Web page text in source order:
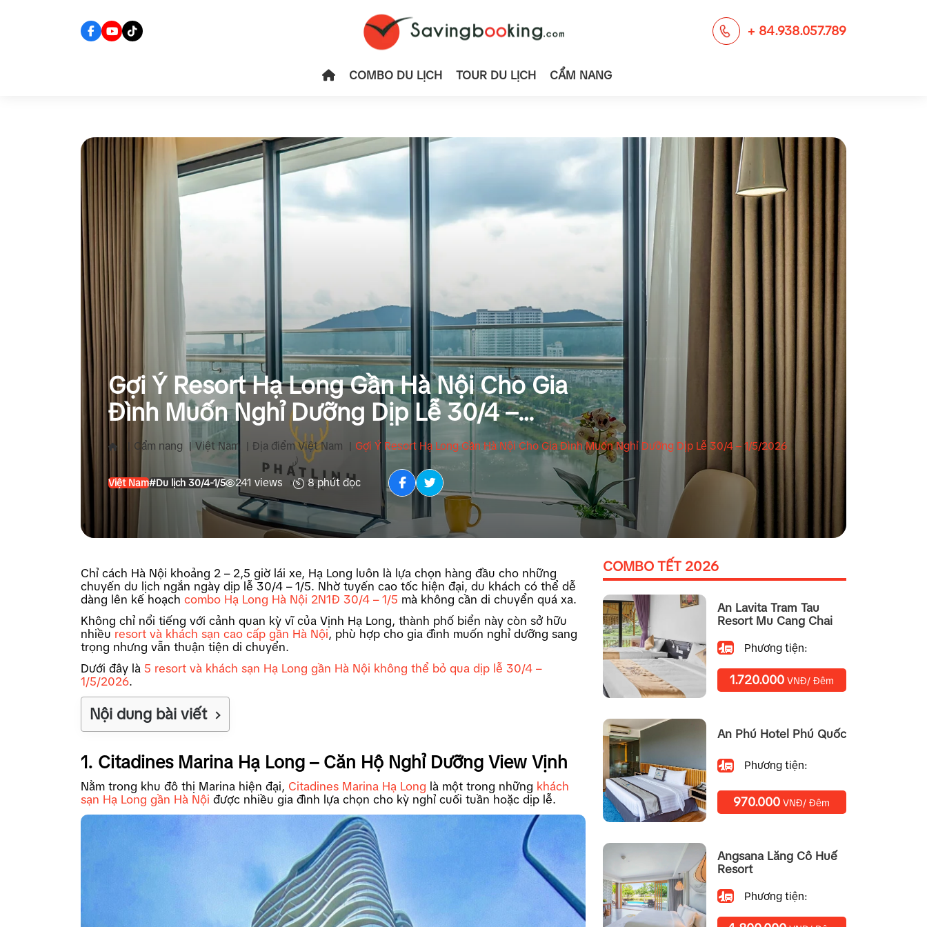
+ 84.938.057.789
COMBO DU LỊCH TOUR DU LỊCH CẨM NANG
Gợi Ý Resort Hạ Long Gần Hà Nội Cho Gia
Đình Muốn Nghỉ Dưỡng Dịp Lễ 30/4 –
1/5/2026
Cẩm nang | Việt Nam | Địa điểm Việt Nam | Gợi Ý Resort Hạ Long Gần Hà Nội Cho Gia Đình Muốn Nghỉ Dưỡng Dịp Lễ 30/4 – 1/5/2026
Việt Nam#Du lịch 30/4-1/5 241 views 8 phút đọc
Chỉ cách Hà Nội khoảng 2 – 2,5 giờ lái xe, Hạ Long luôn là lựa chọn hàng đầu cho những
chuyến du lịch ngắn ngày dịp lễ 30/4 – 1/5. Nhờ tuyến cao tốc hiện đại, du khách có thể dễ
dàng lên kế hoạch combo Hạ Long Hà Nội 2N1Đ 30/4 – 1/5 mà không cần di chuyển quá xa.
Không chỉ nổi tiếng với cảnh quan kỳ vĩ của Vịnh Hạ Long, thành phố biển này còn sở hữu
nhiều resort và khách sạn cao cấp gần Hà Nội, phù hợp cho gia đình muốn nghỉ dưỡng sang
trọng nhưng vẫn thuận tiện di chuyển.
Dưới đây là 5 resort và khách sạn Hạ Long gần Hà Nội không thể bỏ qua dịp lễ 30/4 –
1/5/2026.
Nội dung bài viết
1. Citadines Marina Hạ Long – Căn Hộ Nghỉ Dưỡng View Vịnh
Nằm trong khu đô thị Marina hiện đại, Citadines Marina Hạ Long là một trong những khách
sạn Hạ Long gần Hà Nội được nhiều gia đình lựa chọn cho kỳ nghỉ cuối tuần hoặc dịp lễ.
COMBO TẾT 2026
An Lavita Tram Tau
Resort Mu Cang Chai
Phương tiện:
1.720.000VNĐ/ Đêm
An Phú Hotel Phú Quốc
Phương tiện:
970.000 VNĐ/ Đêm
Angsana Lăng Cô Huế
Resort
Phương tiện: